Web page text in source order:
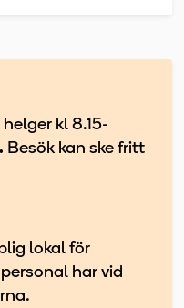
kl 8.15-
Besök kan ske fritt
lokal för
har vid